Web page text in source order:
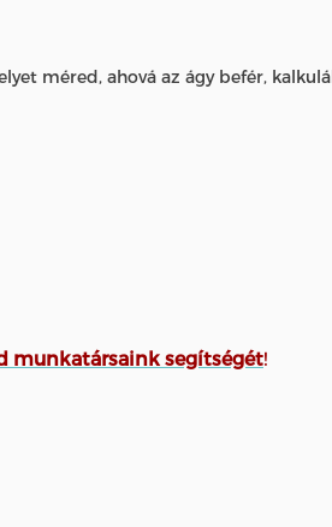
méred, ahová az ágy befér,
munkatársaink segítségét!